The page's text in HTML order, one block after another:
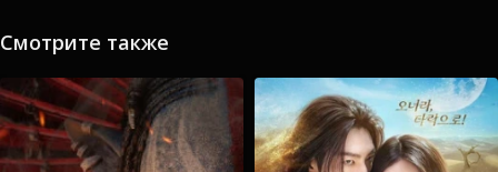
Смотрите также